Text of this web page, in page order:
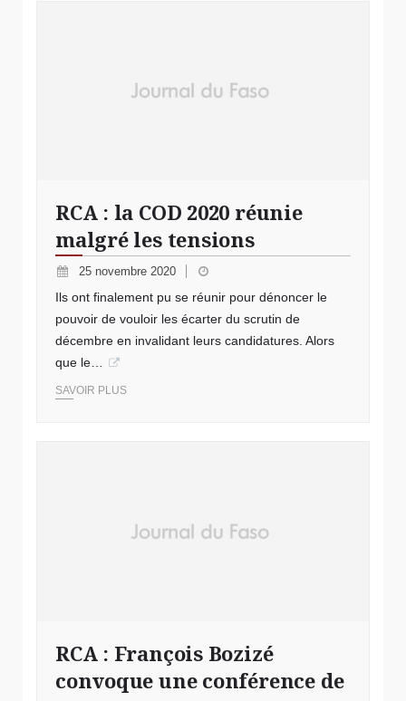
RCA : la COD 2020 réunie
malgré les tensions
25 novembre 2020
Ils ont finalement pu se réunir pour dénoncer le
pouvoir de vouloir les écarter du scrutin de
décembre en invalidant leurs candidatures. Alors
que le…
SAVOIR PLUS
RCA : François Bozizé
convoque une conférence de